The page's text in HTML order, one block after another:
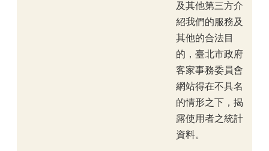
及其他第三方介
紹我們的服務及
其他的合法目
的，臺北市政府
客家事務委員會
網站得在不具名
的情形之下，揭
露使用者之統計
資料。